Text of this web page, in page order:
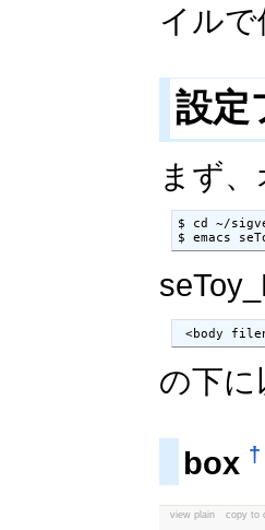
イル
設定
まず
$ cd ~/
$ emacs
<body
の下
box †
view plain copy to